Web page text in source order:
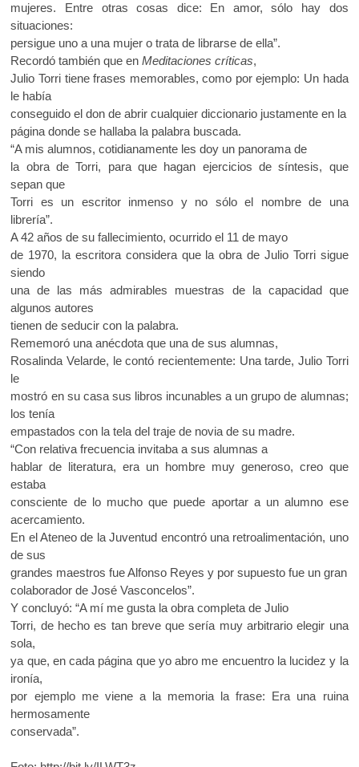
mujeres. Entre otras cosas dice: En amor, sólo hay dos
situaciones:
persigue uno a una mujer o trata de librarse de ella”.
Recordó también que enMeditaciones críticas,
Julio Torri tiene frases memorables, como por ejemplo: Un hada
le había
conseguido el don de abrir cualquier diccionario justamente en la
página donde se hallaba la palabra buscada.
“A mis alumnos, cotidianamente les doy un panorama de
la obra de Torri, para que hagan ejercicios de síntesis, que
sepan que
Torri es un escritor inmenso y no sólo el nombre de una
librería”.
A 42 años de su fallecimiento, ocurrido el 11 de mayo
de 1970, la escritora considera que la obra de Julio Torri sigue
siendo
una de las más admirables muestras de la capacidad que
algunos autores
tienen de seducir con la palabra.
Rememoró una anécdota que una de sus alumnas,
Rosalinda Velarde, le contó recientemente: Una tarde, Julio Torri
le
mostró en su casa sus libros incunables a un grupo de alumnas;
los tenía
empastados con la tela del traje de novia de su madre.
“Con relativa frecuencia invitaba a sus alumnas a
hablar de literatura, era un hombre muy generoso, creo que
estaba
consciente de lo mucho que puede aportar a un alumno ese
acercamiento.
En el Ateneo de la Juventud encontró una retroalimentación, uno
de sus
grandes maestros fue Alfonso Reyes y por supuesto fue un gran
colaborador de José Vasconcelos”.
Y concluyó: “A mí me gusta la obra completa de Julio
Torri, de hecho es tan breve que sería muy arbitrario elegir una
sola,
ya que, en cada página que yo abro me encuentro la lucidez y la
ironía,
por ejemplo me viene a la memoria la frase: Era una ruina
hermosamente
conservada”.